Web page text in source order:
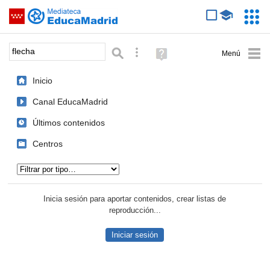
Saltar navegación
Palabra o frase: Búsqueda avanzada
Ayuda
(en
Inicio
Canal EducaMadrid
Últimos contenidos
Centros
Inicia sesión para aportar contenidos, crear listas de
reproducción...
Iniciar sesión